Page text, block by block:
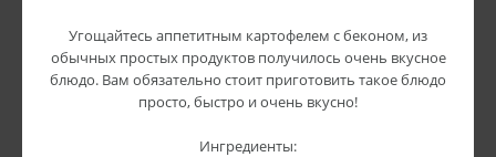
Угощайтесь аппетитным картофелем с беконом, из
обычных простых продуктов получилось очень вкусное
блюдо. Вам обязательно стоит приготовить такое блюдо
просто, быстро и очень вкусно!
Ингредиенты: